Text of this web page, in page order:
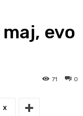
evo
0
71
X